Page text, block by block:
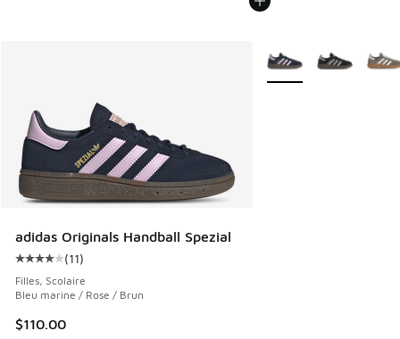
adidas Originals Handball Spezial
Cote moyenne du client - [4 sur 5 étoiles], 11
(11)
Filles, Scolaire
Bleu marine / Rose / Brun
$110.00
Plus de couleurs